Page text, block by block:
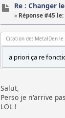
Re : Changer
« Réponse #45 le:
Citation de: MetalDen le
a priori ça re
Salut,
Perso je n'arrive
LOL !